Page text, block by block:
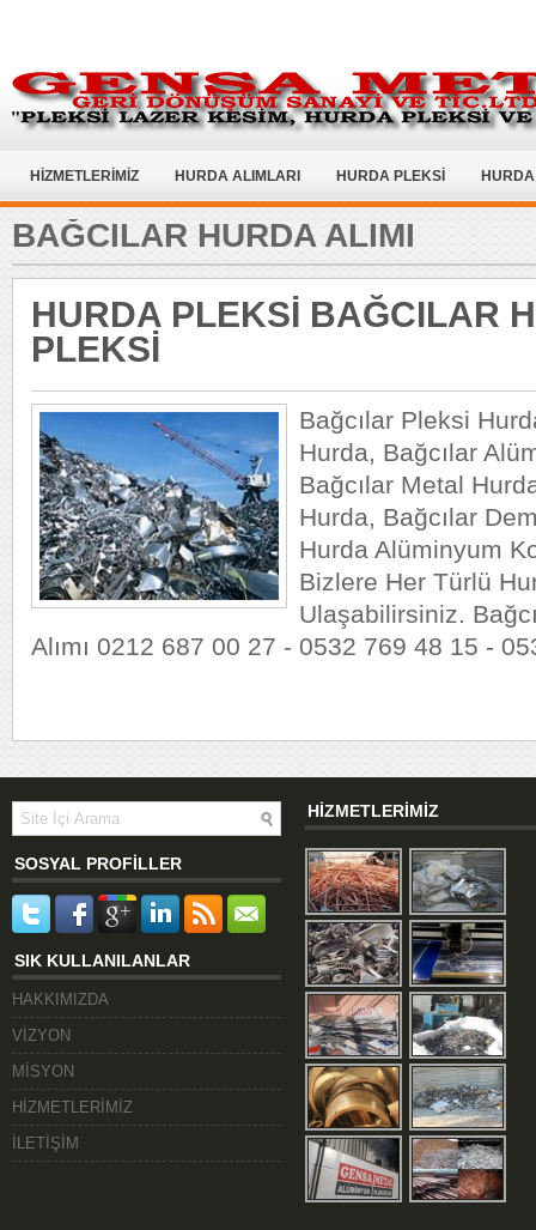
HİZMETLERİMİZ HURDA ALIMLARI HURDA PLEKSİ
BAĞCILAR HURDA ALIMI
HURDA PLEKSİ BAĞCILAR
PLEKSİ
Bağcılar Pleksi
Hurda, Bağcılar
Bağcılar Metal
Hurda, Bağcılar
Hurda Alüminyum
Bizlere Her Türlü
Ulaşabilirsiniz.
Alımı 0212 687 00 27 - 0532 769 48 15 -
SOSYAL PROFİLLER
SIK KULLANILANLAR
HAKKIMIZDA
VİZYON
MİSYON
HİZMETLERİMİZ
İLETİŞİM
HİZMETLERİMİZ